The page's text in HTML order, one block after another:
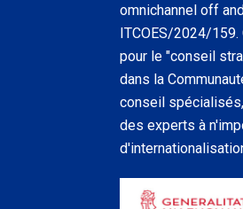
omnichannel off
ITCOES/2024/
pour le "conseil
dans la
conseil
des experts à